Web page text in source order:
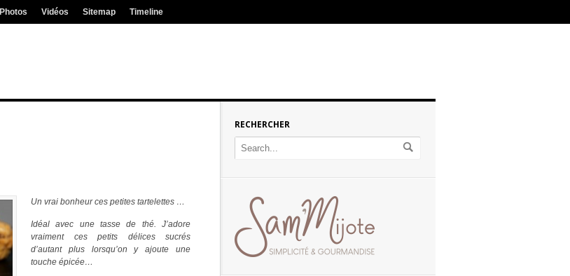
Photos Vidéos Sitemap Timeline
Un vrai bonheur ces petites tartelettes …
Idéal avec une tasse de thé. J’adore
vraiment ces petits délices sucrés
d’autant plus lorsqu’on y ajoute une
touche épicée…
RECHERCHER